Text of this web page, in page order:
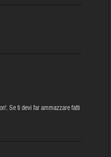
Se ti devi far ammazzare fatti